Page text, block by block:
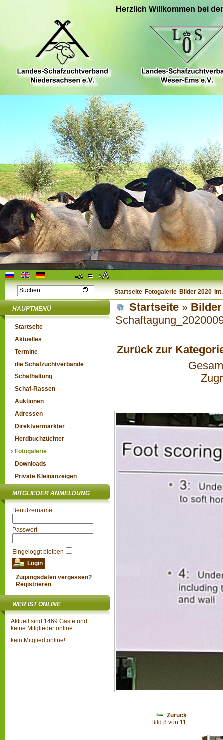
Herzlich Willkommen bei
Startseite Fotogalerie Bilder 2020
HAUPTMENÜ
Startseite
Aktuelles
Termine
die Schafzuchtverbände
Schafhaltung
Schaf-Rassen
Auktionen
Adressen
Direktvermarkter
Herdbuchzüchter
Fotogalerie
Downloads
Private Kleinanzeigen
MITGLIEDER ANMELDUNG
Benutzername
Passwort
Eingeloggt bleiben
Zugangsdaten vergessen?
Registrieren
WER IST ONLINE
Aktuell sind 1469 Gäste und
keine Mitglieder online
kein Mitglied online!
Startseite » Bilder
Zurück zur
Zurück
Bild 8 von 11